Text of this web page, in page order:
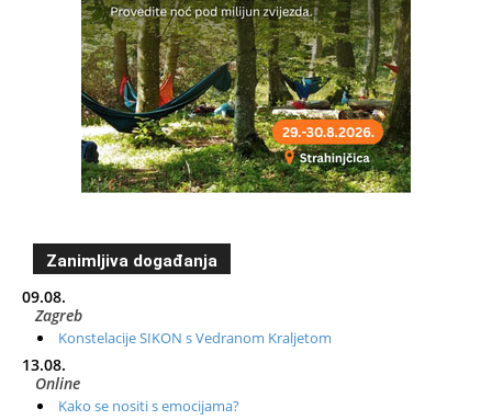
Zanimljiva događanja
09.08.
Zagreb
Konstelacije SIKON s Vedranom Kraljetom
13.08.
Online
Kako se nositi s emocijama?